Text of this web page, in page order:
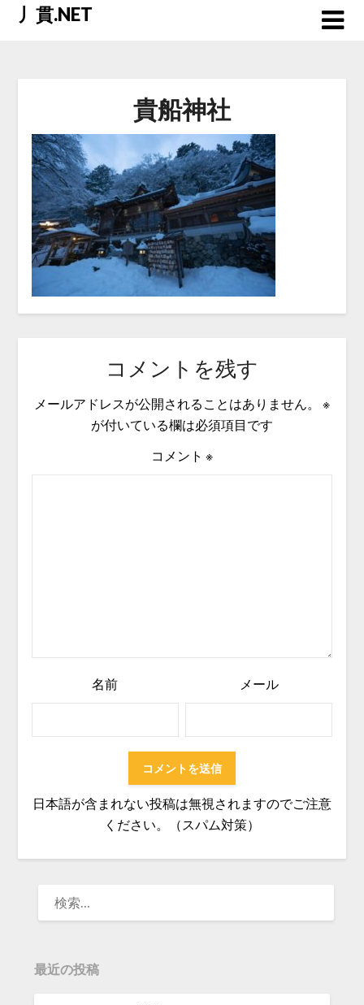
Skip丿貫.NET
貴船神社
コメントを残す
メールアドレスが公開されることはありません。
※
が付いている欄は必須項目です
コメント ※
名前 メール
日本語が含まれない投稿は無視されますのでご注意
ください。（スパム対策）
最近の投稿